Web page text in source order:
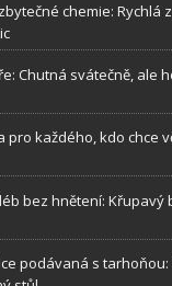
chemie: Rychlá
Chutná svátečně, ale
pro každého, kdo chce
bez hnětení: Křupavý
podávaná s tarhoňou: